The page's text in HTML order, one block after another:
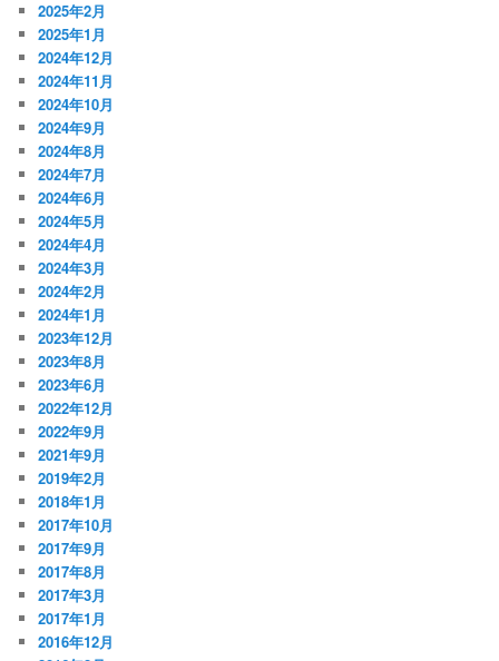
2025年2月
2025年1月
2024年12月
2024年11月
2024年10月
2024年9月
2024年8月
2024年7月
2024年6月
2024年5月
2024年4月
2024年3月
2024年2月
2024年1月
2023年12月
2023年8月
2023年6月
2022年12月
2022年9月
2021年9月
2019年2月
2018年1月
2017年10月
2017年9月
2017年8月
2017年3月
2017年1月
2016年12月